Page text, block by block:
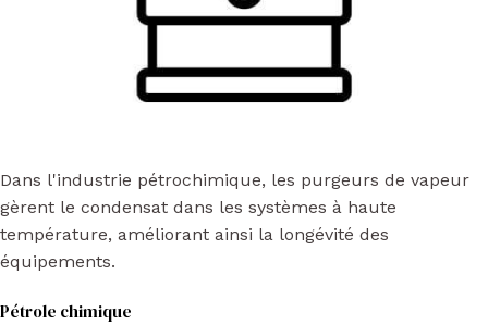
Dans l'industrie pétrochimique, les purgeurs de vapeur
gèrent le condensat dans les systèmes à haute
température, améliorant ainsi la longévité des
équipements.
Pétrole chimique